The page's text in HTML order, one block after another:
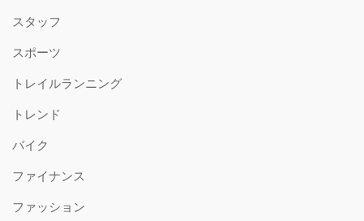
スタッフ
スポーツ
トレイルランニング
トレンド
バイク
ファイナンス
ファッション